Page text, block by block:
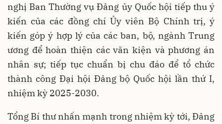
nghị Ban Thường vụ Đảng ủy Quốc hội tiếp thu ý
kiến của các đồng chí Ủy viên Bộ Chính trị, ý
kiến góp ý hợp lý của các ban, bộ, ngành Trung
ương để hoàn thiện các văn kiện và phương án
nhân sự; tiếp tục chuẩn bị chu đáo để tổ chức
thành công Đại hội Đảng bộ Quốc hội lần thứ I,
nhiệm kỳ 2025-2030.
Tổng Bí thư nhấn mạnh trong nhiệm kỳ tới, Đảng